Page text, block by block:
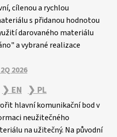
cílenou a rychlou
s přidanou hodnotou
darovaného materiálu
a vybrané realizace
2026
❯ EN ❯ PL
hlavní komunikační bod v
neužitečného
na užitečný. Na původní